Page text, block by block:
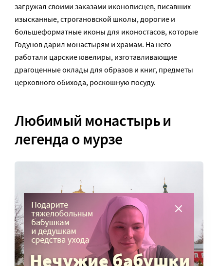
загружал своими заказами иконописцев, писавших
изысканные, строгановской школы, дорогие и
большеформатные иконы для иконостасов, которые
Годунов дарил монастырям и храмам. На него
работали царские ювелиры, изготавливающие
драгоценные оклады для образов и книг, предметы
церковного обихода, роскошную посуду.
Любимый монастырь и
легенда о мурзе